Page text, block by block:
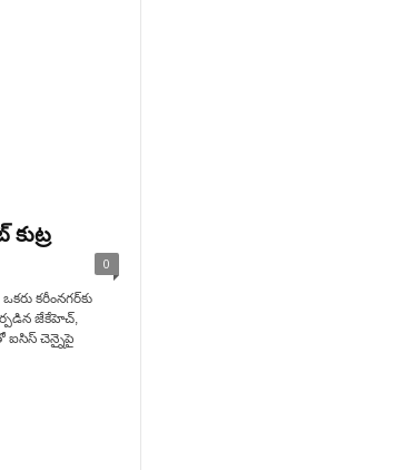
0
కరీంనగర్‌కు
జేకేహెచ్,
ఐసిస్‌ చెన్నైపై